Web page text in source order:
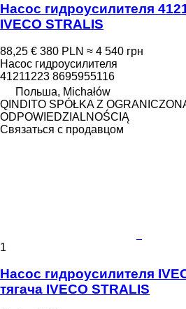
Насос гидроусилителя
IVECO STRALIS
88,25 € 380 PLN ≈ 4 540 грн
Насос гидроусилителя
41211223 8695955116
Польша, Michałów
QINDITO SPÓŁKA Z
ODPOWIEDZIALNOŚCIĄ
Связаться с продавцом
1
Насос гидроусилителя
тягача IVECO STRALIS